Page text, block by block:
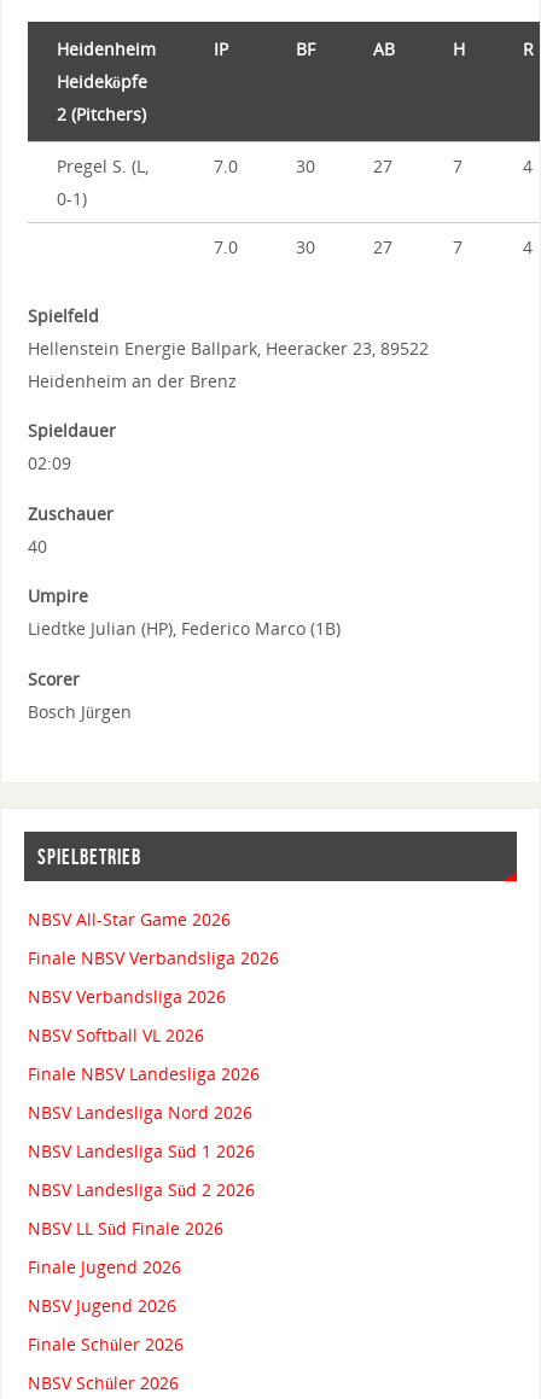
Heidenheim
Heideköpfe
2 (Pitchers)
IP BF AB H R
Pregel S. (L,
0-1)
7.0 30 27 7 4
7.0 30 27 7 4
Spielfeld
Hellenstein Energie Ballpark, Heeracker 23, 89522
Heidenheim an der Brenz
Spieldauer
02:09
Zuschauer
40
Umpire
Liedtke Julian (HP), Federico Marco (1B)
Scorer
Bosch Jürgen
SPIELBETRIEB
NBSV All-Star Game 2026
Finale NBSV Verbandsliga 2026
NBSV Verbandsliga 2026
NBSV Softball VL 2026
Finale NBSV Landesliga 2026
NBSV Landesliga Nord 2026
NBSV Landesliga Süd 1 2026
NBSV Landesliga Süd 2 2026
NBSV LL Süd Finale 2026
Finale Jugend 2026
NBSV Jugend 2026
Finale Schüler 2026
NBSV Schüler 2026